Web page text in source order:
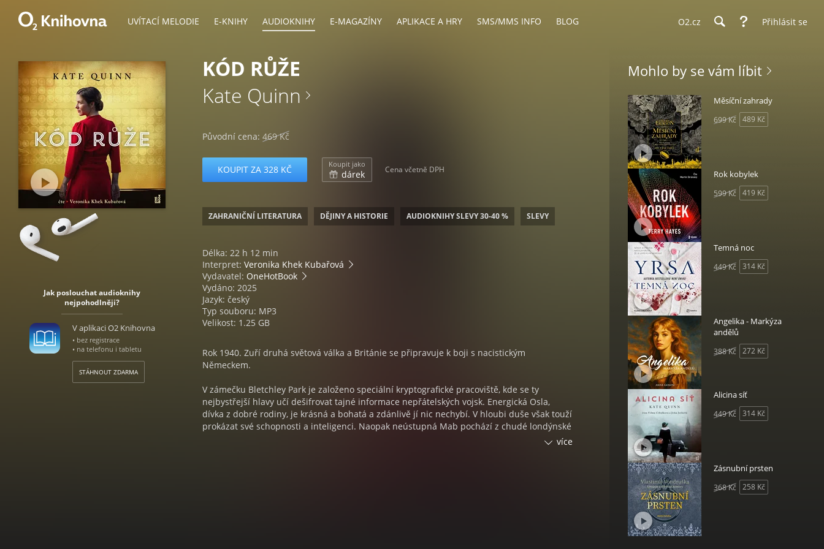
UVÍTACÍ MELODIE E-KNIHY AUDIOKNIHY E-MAGAZÍNY APLIKACE A HRY SMS/MMS INFO BLOG O2.cz Přihlásit se
Jak poslouchat audioknihy
nejpohodlněji?
V aplikaci O2 Knihovna
• bez registrace
• na telefonu i tabletu
STÁHNOUT ZDARMA
KÓD RŮŽE
Kate Quinn
Původní cena: 469 Kč
KOUPIT ZA 328 KČ Koupit jako
dárek Cena včetně DPH
ZAHRANIČNÍ LITERATURA DĚJINY A HISTORIE AUDIOKNIHY SLEVY 30-40 % SLEVY
Délka: 22 h 12 min
Interpret: Veronika Khek Kubařová
Vydavatel: OneHotBook
Vydáno: 2025
Jazyk: český
Typ souboru: MP3
Velikost: 1.25 GB
Rok 1940. Zuří druhá světová válka a Británie se připravuje k boji s nacistickým
Německem.
V zámečku Bletchley Park je založeno speciální kryptografické pracoviště, kde se ty
nejbystřejší hlavy učí dešifrovat tajné informace nepřátelských vojsk. Energická Osla,
dívka z dobré rodiny, je krásná a bohatá a zdánlivě jí nic nechybí. V hloubi duše však touží
prokázat své schopnosti a inteligenci. Naopak neústupná Mab pochází z chudé londýnské
čtvrti a touží si především najít výhodné manželství. Domácnosti blízko Bletchley Parku,více
Mohlo by se vám líbit
Měsíční zahrady
489 Kč
699 Kč
Rok kobylek
419 Kč
599 Kč
Temná noc
314 Kč
449 Kč
Angelika - Markýza
andělů
272 Kč
388 Kč
Alicina síť
314 Kč
449 Kč
Zásnubní prsten
258 Kč
368 Kč